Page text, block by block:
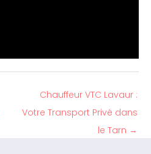
Chauffeur VTC Lavaur :
Votre Transport Privé dans
le Tarn →